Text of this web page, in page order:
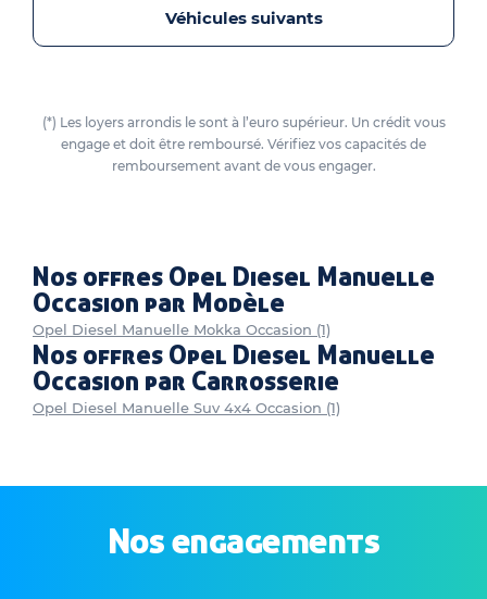
Véhicules suivants
(*) Les loyers arrondis le sont à l’euro supérieur. Un crédit vous
engage et doit être remboursé. Vérifiez vos capacités de
remboursement avant de vous engager.
Nos offres Opel Diesel Manuelle
Occasion par Modèle
Opel Diesel Manuelle Mokka Occasion (1)
Nos offres Opel Diesel Manuelle
Occasion par Carrosserie
Opel Diesel Manuelle Suv 4x4 Occasion (1)
Nos engagements